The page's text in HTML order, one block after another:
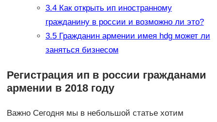
3.4Как открыть ип иностранному
гражданину в россии и возможно ли это?
3.5Гражданин армении имея hdg может ли
заняться бизнесом
Регистрация ип в россии гражданами
армении в 2018 году
Важно Сегодня мы в небольшой статье хотим